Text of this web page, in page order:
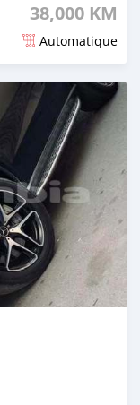
38,000 KM
Automatique